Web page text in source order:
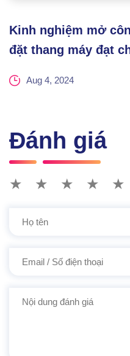
Kinh nghiệm mở
đặt thang máy đạt
Aug 4, 2024
Đánh giá
★ ★ ★ ★ ★